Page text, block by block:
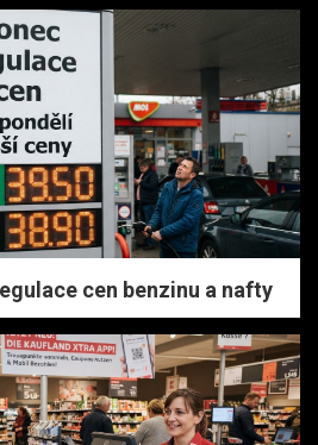
cen benzinu a nafty